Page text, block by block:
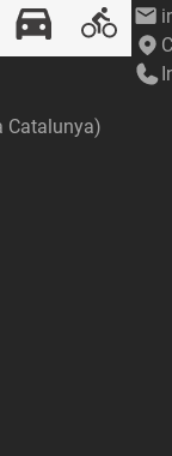
Catalunya)